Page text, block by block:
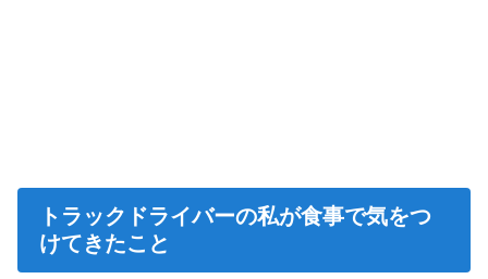
トラックドライバーの私が食事で気をつ
けてきたこと